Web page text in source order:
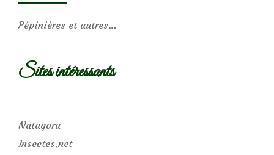
Pépinières et autres…
Sites intéressants
Natagora
Insectes.net